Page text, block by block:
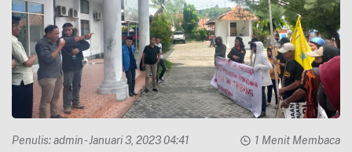
Penulis:admin- Januari 3, 2023 04:41 1 Menit Membaca